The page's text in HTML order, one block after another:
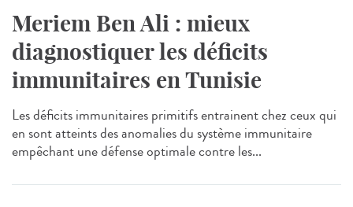
Meriem Ben Ali : mieux
diagnostiquer les déficits
immunitaires en Tunisie
Les déficits immunitaires primitifs entrainent chez ceux qui
en sont atteints des anomalies du système immunitaire
empêchant une défense optimale contre les...